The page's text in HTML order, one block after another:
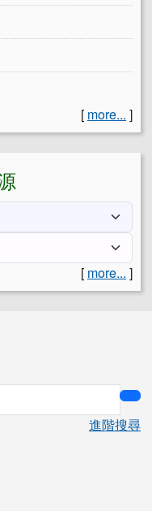
[ more... ]
[ more... ]
進階搜尋